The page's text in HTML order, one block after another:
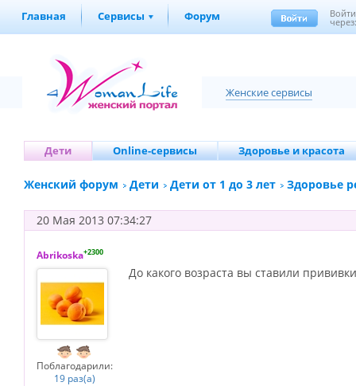
Главная Сервисы Форум Войти
Женские сервисы
Дети Online-сервисы Здоровье и красота
Женский форум Дети Дети от 1 до 3 лет Здоровье
20 Мая 2013 07:34:27
Abrikoska+2300
Поблагодарили:
19 раз(а)
До какого возраста вы ставили